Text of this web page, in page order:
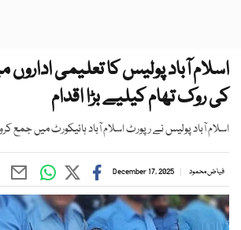
اسلام آباد پولیس کا تعلیمی
کی روک تھام کیلیے بڑا اقدام
اسلام آباد پولیس نے رپورٹ اسلام آباد ہائیکورٹ میں جمع
فیاض محمود December 17, 2025